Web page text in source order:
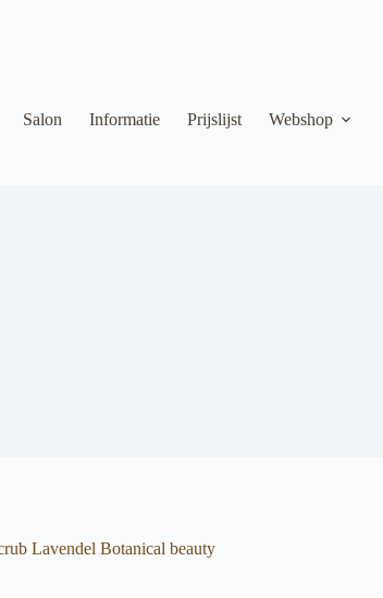
Salon Informatie Prijslijst Webshop